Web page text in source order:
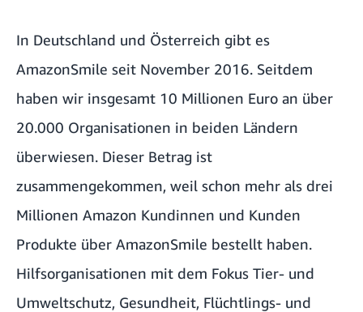
In Deutschland und Österreich gibt es
AmazonSmile seit November 2016. Seitdem
haben wir insgesamt 10 Millionen Euro an über
20.000 Organisationen in beiden Ländern
überwiesen. Dieser Betrag ist
zusammengekommen, weil schon mehr als drei
Millionen Amazon Kundinnen und Kunden
Produkte über AmazonSmile bestellt haben.
Hilfsorganisationen mit dem Fokus Tier- und
Umweltschutz, Gesundheit, Flüchtlings- und